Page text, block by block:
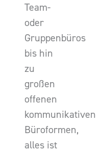
Team-
oder
Gruppenbüros
bis hin
zu
großen
offenen
kommunikativen
Büroformen,
alles ist